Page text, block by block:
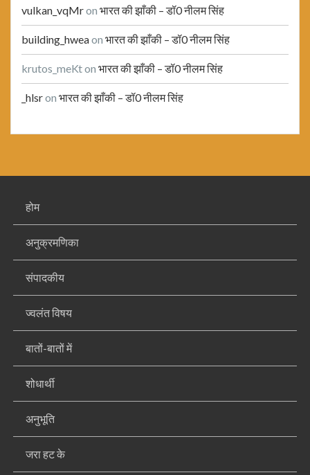
vulkan_vqMron भारत की झाँकी – डॉ0 नीलम सिंह
building_hweaon भारत की झाँकी – डॉ0 नीलम सिंह
krutos_meKton भारत की झाँकी – डॉ0 नीलम सिंह
_hlsron भारत की झाँकी – डॉ0 नीलम सिंह
होम
अनुक्रमणिका
संपादकीय
ज्वलंत विषय
बातों-बातों में
शोधार्थी
अनुभूति
जरा हट के